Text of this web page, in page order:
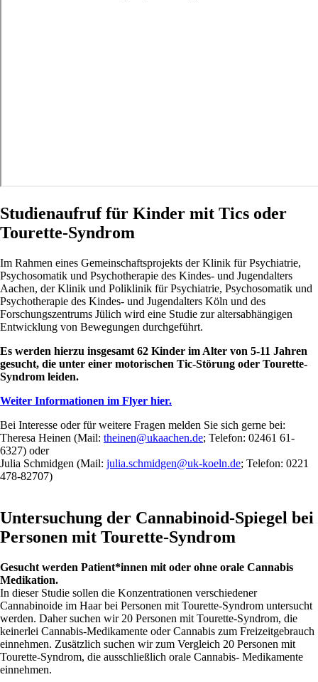
Studienaufruf für Kinder mit Tics oder
Tourette-Syndrom
Im Rahmen eines Gemeinschaftsprojekts der Klinik für Psychiatrie,
Psychosomatik und Psychotherapie des Kindes- und Jugendalters
Aachen, der Klinik und Poliklinik für Psychiatrie, Psychosomatik und
Psychotherapie des Kindes- und Jugendalters Köln und des
Forschungszentrums Jülich wird eine Studie zur altersabhängigen
Entwicklung von Bewegungen durchgeführt.
Es werden hierzu insgesamt 62 Kinder im Alter von 5-11 Jahren
gesucht, die unter einer motorischen Tic-Störung oder Tourette-
Syndrom leiden.
Weiter Informationen im Flyer hier.
Bei Interesse oder für weitere Fragen melden Sie sich gerne bei:
Theresa Heinen (Mail: theinen@ukaachen.de; Telefon: 02461 61-
6327) oder
Julia Schmidgen (Mail: julia.schmidgen@uk-koeln.de; Telefon: 0221
478-82707)
Untersuchung der Cannabinoid-Spiegel bei
Personen mit Tourette-Syndrom
Gesucht werden Patient*innen mit oder ohne orale Cannabis
Medikation.
In dieser Studie sollen die Konzentrationen verschiedener
Cannabinoide im Haar bei Personen mit Tourette-Syndrom untersucht
werden. Daher suchen wir 20 Personen mit Tourette-Syndrom, die
keinerlei Cannabis-Medikamente oder Cannabis zum Freizeitgebrauch
einnehmen. Zusätzlich suchen wir zum Vergleich 20 Personen mit
Tourette-Syndrom, die ausschließlich orale Cannabis- Medikamente
einnehmen.